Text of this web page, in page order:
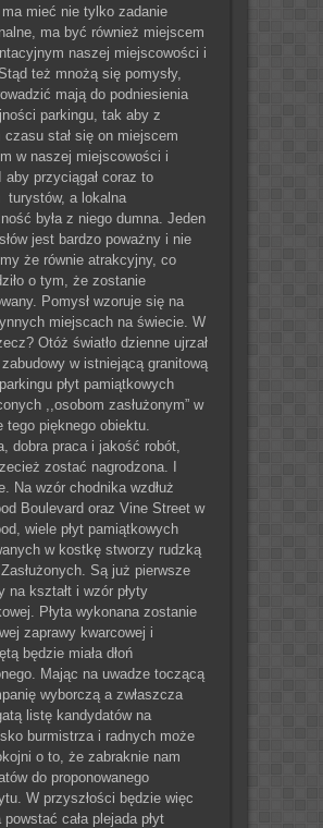
ma mieć nie tylko zadanie
ma być również miejscem
naszej miejscowości i
też mnożą się pomysły,
mają do podniesienia
parkingu, tak aby z
czasu stał się on miejscem
w naszej miejscowości i
aby przyciągał coraz to
turystów, a lokalna
była z niego dumna. Jeden
jest bardzo poważny i nie
że równie atrakcyjny, co
o tym, że zostanie
Pomysł wzoruje się na
miejscach na świecie. W
Otóż światło dzienne ujrzał
zabudowy w istniejącą granitową
płyt pamiątkowych
,,osobom zasłużonym” w
tego pięknego obiektu.
dobra praca i jakość robót,
zostać nagrodzona. I
Na wzór chodnika wzdłuż
Boulevard oraz Vine Street w
wiele płyt pamiątkowych
w kostkę stworzy rudzką
Są już pierwsze
na kształt i wzór płyty
Płyta wykonana zostanie
zaprawy kwarcowej i
będzie miała dłoń
Mając na uwadze toczącą
wyborczą a zwłaszcza
listę kandydatów na
burmistrza i radnych może
o to, że zabraknie nam
do proponowanego
W przyszłości będzie więc
powstać cała plejada płyt